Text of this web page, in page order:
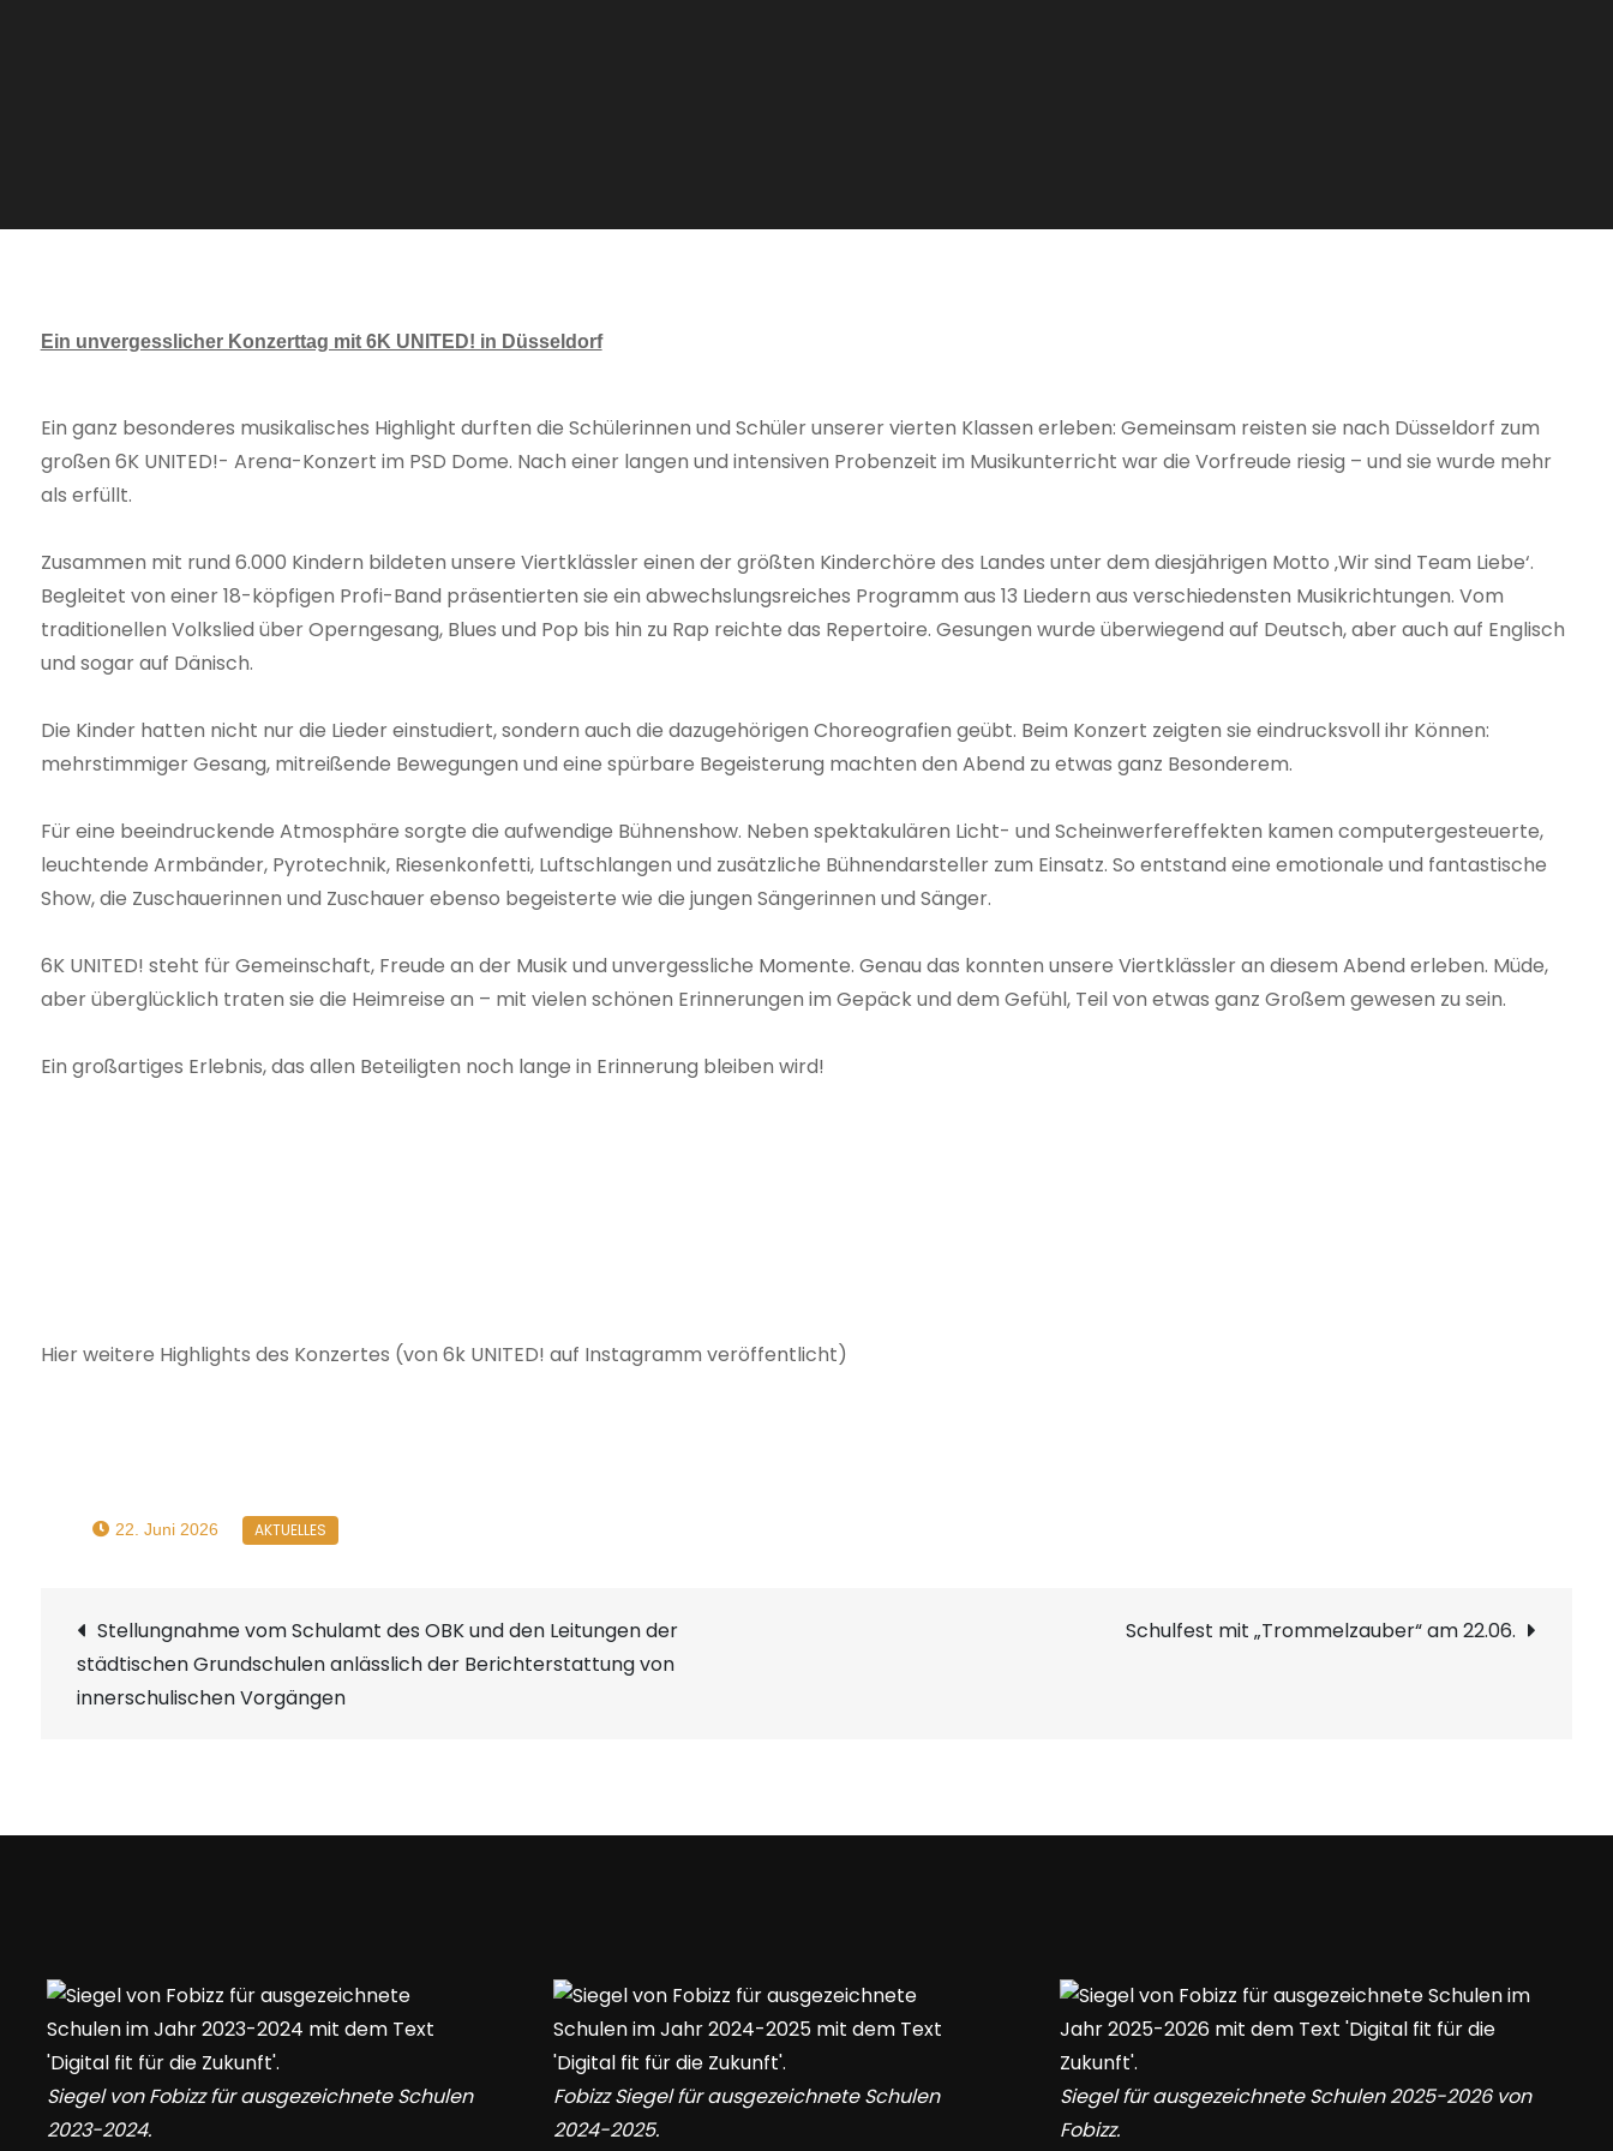
Ein unvergesslicher Konzerttag mit 6K UNITED! in Düsseldorf
Ein ganz besonderes musikalisches Highlight durften die Schülerinnen und Schüler unserer vierten Klassen erleben: Gemeinsam reisten sie nach Düsseldorf zum
großen 6K UNITED!- Arena-Konzert im PSD Dome. Nach einer langen und intensiven Probenzeit im Musikunterricht war die Vorfreude riesig – und sie wurde mehr
als erfüllt.
Zusammen mit rund 6.000 Kindern bildeten unsere Viertklässler einen der größten Kinderchöre des Landes unter dem diesjährigen Motto ‚Wir sind Team Liebe‘.
Begleitet von einer 18-köpfigen Profi-Band präsentierten sie ein abwechslungsreiches Programm aus 13 Liedern aus verschiedensten Musikrichtungen. Vom
traditionellen Volkslied über Operngesang, Blues und Pop bis hin zu Rap reichte das Repertoire. Gesungen wurde überwiegend auf Deutsch, aber auch auf Englisch
und sogar auf Dänisch.
Die Kinder hatten nicht nur die Lieder einstudiert, sondern auch die dazugehörigen Choreografien geübt. Beim Konzert zeigten sie eindrucksvoll ihr Können:
mehrstimmiger Gesang, mitreißende Bewegungen und eine spürbare Begeisterung machten den Abend zu etwas ganz Besonderem.
Für eine beeindruckende Atmosphäre sorgte die aufwendige Bühnenshow. Neben spektakulären Licht- und Scheinwerfereffekten kamen computergesteuerte,
leuchtende Armbänder, Pyrotechnik, Riesenkonfetti, Luftschlangen und zusätzliche Bühnendarsteller zum Einsatz. So entstand eine emotionale und fantastische
Show, die Zuschauerinnen und Zuschauer ebenso begeisterte wie die jungen Sängerinnen und Sänger.
6K UNITED! steht für Gemeinschaft, Freude an der Musik und unvergessliche Momente. Genau das konnten unsere Viertklässler an diesem Abend erleben. Müde,
aber überglücklich traten sie die Heimreise an – mit vielen schönen Erinnerungen im Gepäck und dem Gefühl, Teil von etwas ganz Großem gewesen zu sein.
Ein großartiges Erlebnis, das allen Beteiligten noch lange in Erinnerung bleiben wird!
Hier weitere Highlights des Konzertes (von 6k UNITED! auf Instagramm veröffentlicht)
22. Juni 2026
Beitragsnavigation
Stellungnahme vom Schulamt des OBK und den Leitungen der
städtischen Grundschulen anlässlich der Berichterstattung von
innerschulischen Vorgängen
Schulfest mit „Trommelzauber“ am 22.06.
Siegel von Fobizz für ausgezeichnete Schulen
2023-2024.
Fobizz Siegel für ausgezeichnete Schulen
2024-2025.
Siegel für ausgezeichnete Schulen 2025-2026 von
Fobizz.